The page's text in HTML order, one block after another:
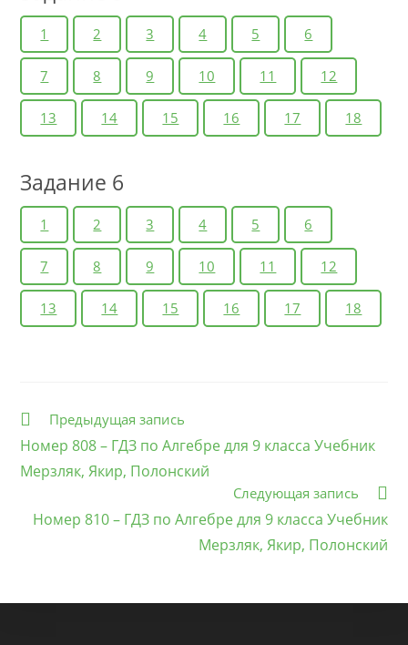
1 2 3 4 5 6
7 8 9 10 11 12
13 14 15 16 17 18
Задание 6
1 2 3 4 5 6
7 8 9 10 11 12
13 14 15 16 17 18
Еще
Предыдущая запись
Номер 808 – ГДЗ по Алгебре для 9 класса Учебник
Мерзляк, Якир, Полонский
Следующая запись
Номер 810 – ГДЗ по Алгебре для 9 класса Учебник
Мерзляк, Якир, Полонский